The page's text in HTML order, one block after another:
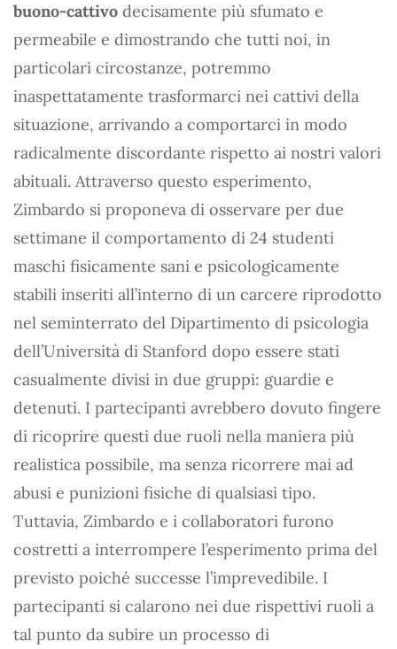
buono-cattivo decisamente più sfumato e
permeabile e dimostrando che tutti noi, in
particolari circostanze, potremmo
inaspettatamente trasformarci nei cattivi della
situazione, arrivando a comportarci in modo
radicalmente discordante rispetto ai nostri valori
abituali. Attraverso questo esperimento,
Zimbardo si proponeva di osservare per due
settimane il comportamento di 24 studenti
maschi fisicamente sani e psicologicamente
stabili inseriti all’interno di un carcere riprodotto
nel seminterrato del Dipartimento di psicologia
dell’Università di Stanford dopo essere stati
casualmente divisi in due gruppi: guardie e
detenuti. I partecipanti avrebbero dovuto fingere
di ricoprire questi due ruoli nella maniera più
realistica possibile, ma senza ricorrere mai ad
abusi e punizioni fisiche di qualsiasi tipo.
Tuttavia, Zimbardo e i collaboratori furono
costretti a interrompere l’esperimento prima del
previsto poiché successe l’imprevedibile. I
partecipanti si calarono nei due rispettivi ruoli a
tal punto da subire un processo di